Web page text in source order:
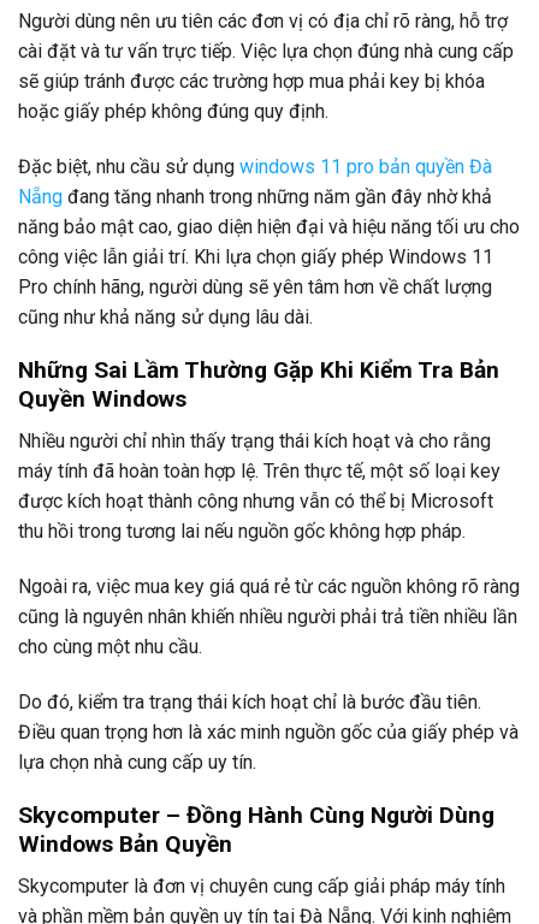
Người dùng nên ưu tiên các đơn vị có địa chỉ rõ ràng, hỗ trợ
cài đặt và tư vấn trực tiếp. Việc lựa chọn đúng nhà cung cấp
sẽ giúp tránh được các trường hợp mua phải key bị khóa
hoặc giấy phép không đúng quy định.
Đặc biệt, nhu cầu sử dụng windows 11 pro bản quyền Đà
Nẵng đang tăng nhanh trong những năm gần đây nhờ khả
năng bảo mật cao, giao diện hiện đại và hiệu năng tối ưu cho
công việc lẫn giải trí. Khi lựa chọn giấy phép Windows 11
Pro chính hãng, người dùng sẽ yên tâm hơn về chất lượng
cũng như khả năng sử dụng lâu dài.
Những Sai Lầm Thường Gặp Khi Kiểm Tra Bản
Quyền Windows
Nhiều người chỉ nhìn thấy trạng thái kích hoạt và cho rằng
máy tính đã hoàn toàn hợp lệ. Trên thực tế, một số loại key
được kích hoạt thành công nhưng vẫn có thể bị Microsoft
thu hồi trong tương lai nếu nguồn gốc không hợp pháp.
Ngoài ra, việc mua key giá quá rẻ từ các nguồn không rõ ràng
cũng là nguyên nhân khiến nhiều người phải trả tiền nhiều lần
cho cùng một nhu cầu.
Do đó, kiểm tra trạng thái kích hoạt chỉ là bước đầu tiên.
Điều quan trọng hơn là xác minh nguồn gốc của giấy phép và
lựa chọn nhà cung cấp uy tín.
Skycomputer – Đồng Hành Cùng Người Dùng
Windows Bản Quyền
Skycomputer là đơn vị chuyên cung cấp giải pháp máy tính
và phần mềm bản quyền uy tín tại Đà Nẵng. Với kinh nghiệm